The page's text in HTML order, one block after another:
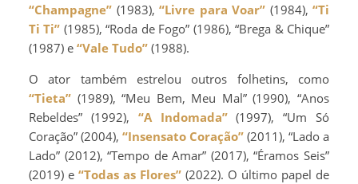
“Champagne” (1983), “Livre para Voar” (1984), “Ti
Ti Ti” (1985), “Roda de Fogo” (1986), “Brega & Chique”
(1987) e “Vale Tudo” (1988).
O ator também estrelou outros folhetins, como
“Tieta” (1989), “Meu Bem, Meu Mal” (1990), “Anos
Rebeldes” (1992), “A Indomada”(1997), “Um Só
Coração” (2004), “Insensato Coração” (2011), “Lado a
Lado” (2012), “Tempo de Amar” (2017), “Éramos Seis”
(2019) e “Todas as Flores” (2022). O último papel de